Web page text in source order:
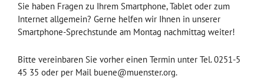
Sie haben Fragen zu Ihrem Smartphone, Tablet oder zum
Internet allgemein? Gerne helfen wir Ihnen in unserer
Smartphone-Sprechstunde am Montag nachmittag weiter!
Bitte vereinbaren Sie vorher einen Termin unter Tel. 0251-5
45 35 oder per Mail buene@muenster.org.